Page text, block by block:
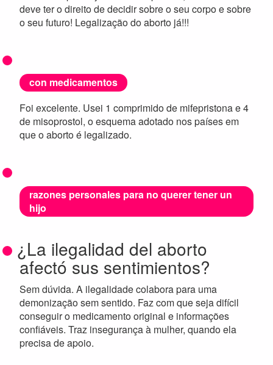
deve ter o direito de decidir sobre o seu corpo e sobre
o seu futuro! Legalização do aborto já!!!
con medicamentos
Foi excelente. Usei 1 comprimido de mifepristona e 4
de misoprostol, o esquema adotado nos países em
que o aborto é legalizado.
razones personales para no querer tener un
hijo
¿La ilegalidad del aborto
afectó sus sentimientos?
Sem dúvida. A ilegalidade colabora para uma
demonização sem sentido. Faz com que seja difícil
conseguir o medicamento original e informações
confiáveis. Traz insegurança à mulher, quando ela
precisa de apoio.